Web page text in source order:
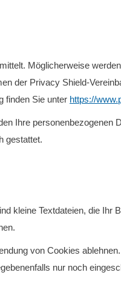
Möglicherweise
der Privacy Shield-
finden Sie unter https://
Ihre personenbezogenen
gestattet.
kleine Textdateien, die Ihr
von Cookies
nur noch